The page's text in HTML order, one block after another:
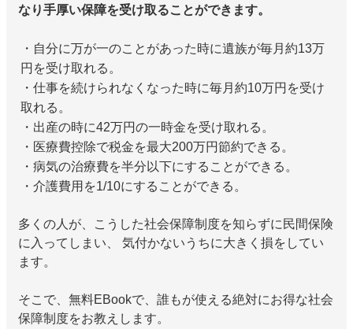
なり手厚い保障を受け取ることができます。
・自分に万が一のことがあった時に遺族が毎月約13万
円を受け取れる。
・仕事を続けられなくなった時に毎月約10万円を受け
取れる。
・出産の時に42万円の一時金を受け取れる。
・医療費控除で税金を最大200万円節約できる。
・病気の治療費を半分以下にすることができる。
・介護費用を1/10にすることができる。
多くの人が、こうした社会保障制度を知らずに民間保険
に入ってしまい、 気付かないうちに大きく損をしてい
ます。
そこで、無料EBookで、誰もが使える絶対にお得な社会
保障制度をお教えします。